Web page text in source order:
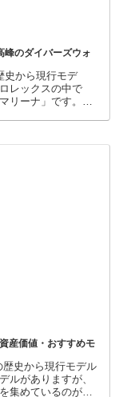
のダイバーズウォ
史から現行モデ
レックスの中で
転ベゼル、力強い